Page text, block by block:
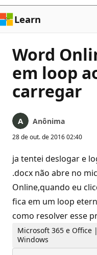
Learn
Word
em loop
carregar
Anônima
28 de out. de 2016 02:40
ja tentei deslogar e
.docx não abre no
Online,quando eu
fica em um loop
como resolver esse
Microsoft 365 e Office
Windows